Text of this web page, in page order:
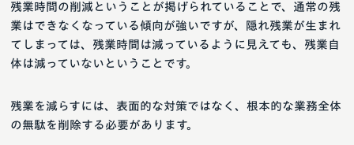
残業時間の削減ということが掲げられていることで、通常の残
業はできなくなっている傾向が強いですが、隠れ残業が生まれ
てしまっては、残業時間は減っているように見えても、残業自
体は減っていないということです。
残業を減らすには、表面的な対策ではなく、根本的な業務全体
の無駄を削除する必要があります。